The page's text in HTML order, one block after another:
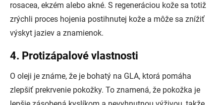
rosacea, ekzém alebo akné. S regeneráciou kože sa totiž
zrýchli proces hojenia postihnutej kože a môže sa znížiť
výskyt jaziev a znamienok.
4. Protizápalové vlastnosti
O oleji je známe, že je bohatý na GLA, ktorá pomáha
zlepšiť prekrvenie pokožky. To znamená, že pokožka je